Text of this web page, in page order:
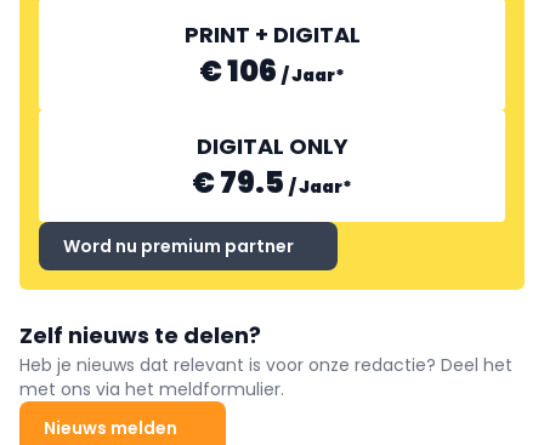
PRINT + DIGITAL
€ 106 /Jaar*
DIGITAL ONLY
€ 79.5 /Jaar*
Word nu premium partner
Zelf nieuws te delen?
Heb je nieuws dat relevant is voor onze redactie? Deel het
met ons via het meldformulier.
Nieuws melden